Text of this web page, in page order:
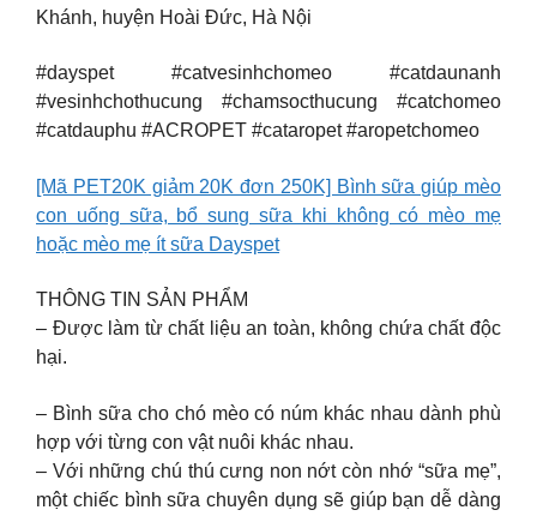
Khánh, huyện Hoài Đức, Hà Nội
#dayspet #catvesinhchomeo #catdaunanh
#vesinhchothucung #chamsocthucung #catchomeo
#catdauphu #ACROPET #cataropet #aropetchomeo
[Mã PET20K giảm 20K đơn 250K] Bình sữa giúp mèo
con uống sữa, bổ sung sữa khi không có mèo mẹ
hoặc mèo mẹ ít sữa Dayspet
THÔNG TIN SẢN PHẨM
– Được làm từ chất liệu an toàn, không chứa chất độc
hại.
– Bình sữa cho chó mèo có núm khác nhau dành phù
hợp với từng con vật nuôi khác nhau.
– Với những chú thú cưng non nớt còn nhớ “sữa mẹ”,
một chiếc bình sữa chuyên dụng sẽ giúp bạn dễ dàng